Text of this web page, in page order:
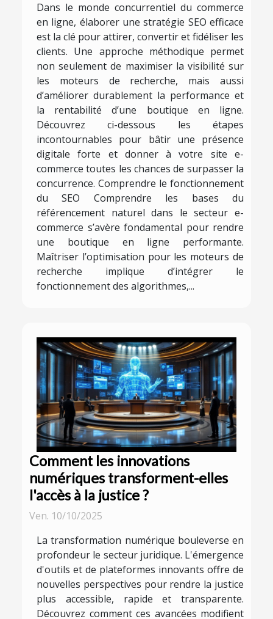
Dans le monde concurrentiel du commerce
en ligne, élaborer une stratégie SEO efficace
est la clé pour attirer, convertir et fidéliser les
clients. Une approche méthodique permet
non seulement de maximiser la visibilité sur
les moteurs de recherche, mais aussi
d’améliorer durablement la performance et
la rentabilité d’une boutique en ligne.
Découvrez ci-dessous les étapes
incontournables pour bâtir une présence
digitale forte et donner à votre site e-
commerce toutes les chances de surpasser la
concurrence. Comprendre le fonctionnement
du SEO Comprendre les bases du
référencement naturel dans le secteur e-
commerce s’avère fondamental pour rendre
une boutique en ligne performante.
Maîtriser l’optimisation pour les moteurs de
recherche implique d’intégrer le
fonctionnement des algorithmes,...
Comment les innovations
numériques transforment-elles
l'accès à la justice ?
Ven. 10/10/2025
La transformation numérique bouleverse en
profondeur le secteur juridique. L'émergence
d'outils et de plateformes innovants offre de
nouvelles perspectives pour rendre la justice
plus accessible, rapide et transparente.
Découvrez comment ces avancées modifient